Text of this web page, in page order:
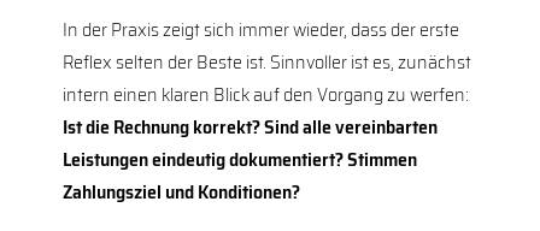
In der Praxis zeigt sich immer wieder, dass der erste
Reflex selten der Beste ist. Sinnvoller ist es, zunächst
intern einen klaren Blick auf den Vorgang zu werfen:
Ist die Rechnung korrekt? Sind alle vereinbarten
Leistungen eindeutig dokumentiert? Stimmen
Zahlungsziel und Konditionen?